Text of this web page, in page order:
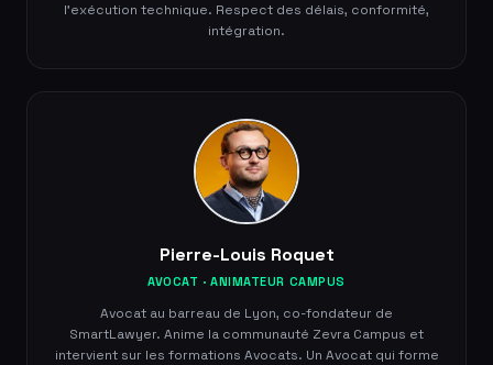
l'exécution technique. Respect des délais, conformité,
intégration.
Pierre-Louis Roquet
AVOCAT · ANIMATEUR CAMPUS
Avocat au barreau de Lyon, co-fondateur de
SmartLawyer. Anime la communauté Zevra Campus et
intervient sur les formations Avocats. Un Avocat qui forme